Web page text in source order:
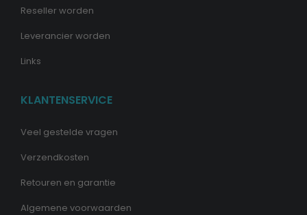
Reseller worden
Leverancier worden
Links
KLANTENSERVICE
Veel gestelde vragen
Verzendkosten
Retouren en garantie
Algemene voorwaarden